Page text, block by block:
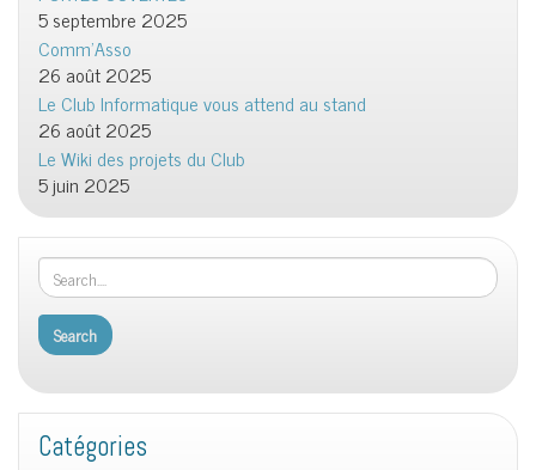
5 septembre 2025
Comm’Asso
26 août 2025
Le Club Informatique vous attend au stand
26 août 2025
Le Wiki des projets du Club
5 juin 2025
Catégories